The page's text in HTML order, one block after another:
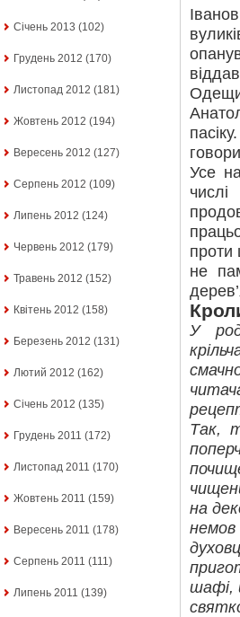
Січень 2013 (102)
Грудень 2012 (170)
Листопад 2012 (181)
Жовтень 2012 (194)
Вересень 2012 (127)
Серпень 2012 (109)
Липень 2012 (124)
Червень 2012 (179)
Травень 2012 (152)
Квітень 2012 (158)
Березень 2012 (131)
Лютий 2012 (162)
Січень 2012 (135)
Грудень 2011 (172)
Листопад 2011 (170)
Жовтень 2011 (159)
Вересень 2011 (178)
Серпень 2011 (111)
Липень 2011 (139)
Усе
проти
не
У
Так,
на
немов
шафі,